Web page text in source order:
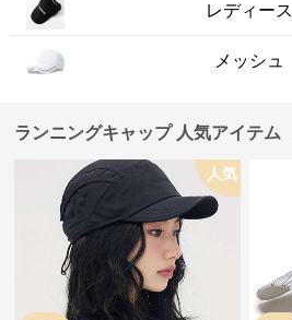
レディース
メッシュ
ランニングキャップ 人気アイテム
人気